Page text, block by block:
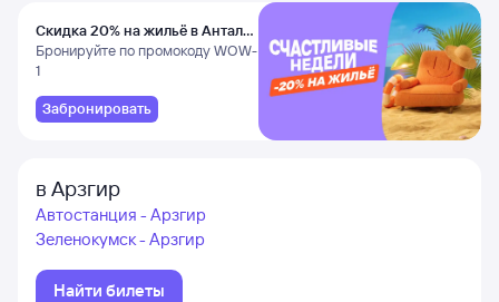
Скидка 20% на жильё в Анталье
и Даламане
Бронируйте по промокоду WOW-
1
Забронировать
в Арзгир
Автостанция - Арзгир
Зеленокумск - Арзгир
Найти билеты